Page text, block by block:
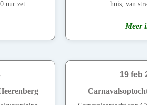
uur zet...
huis, van
Meer
19 feb